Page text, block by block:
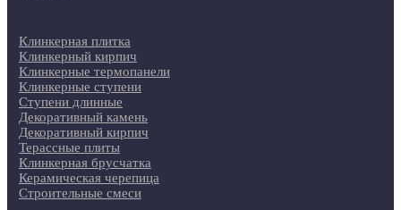
Клинкерная плитка
Клинкерный кирпич
Клинкерные термопанели
Клинкерные ступени
Ступени длинные
Декоративный камень
Декоративный кирпич
Терассные плиты
Клинкерная брусчатка
Керамическая черепица
Строительные смеси